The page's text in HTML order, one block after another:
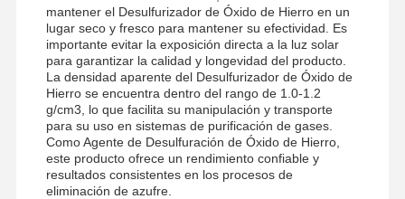
mantener el Desulfurizador de Óxido de Hierro en un
lugar seco y fresco para mantener su efectividad. Es
importante evitar la exposición directa a la luz solar
para garantizar la calidad y longevidad del producto.
La densidad aparente del Desulfurizador de Óxido de
Hierro se encuentra dentro del rango de 1.0-1.2
g/cm3, lo que facilita su manipulación y transporte
para su uso en sistemas de purificación de gases.
Como Agente de Desulfuración de Óxido de Hierro,
este producto ofrece un rendimiento confiable y
resultados consistentes en los procesos de
eliminación de azufre.